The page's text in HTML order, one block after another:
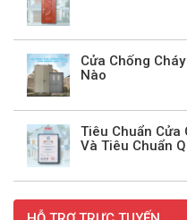
Cửa Chống
Nào
Tiêu Chuẩn Cửa
Và Tiêu Chuẩn